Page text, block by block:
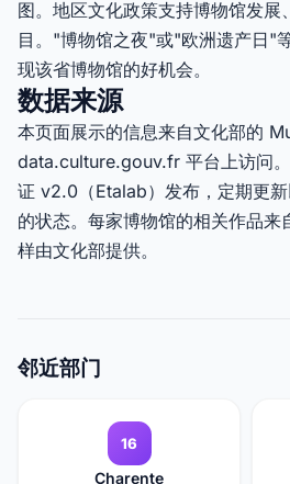
图。地区文化政策支持博物馆发展
目。"博物馆之夜"或"欧洲遗产日"
现该省博物馆的好机会。
数据来源
本页面展示的信息来自文化部的
data.culture.gouv.fr 平台上访问
证 v2.0（Etalab）发布，定期更
的状态。每家博物馆的相关作品
样由文化部提供。
邻近部门
16
Charente